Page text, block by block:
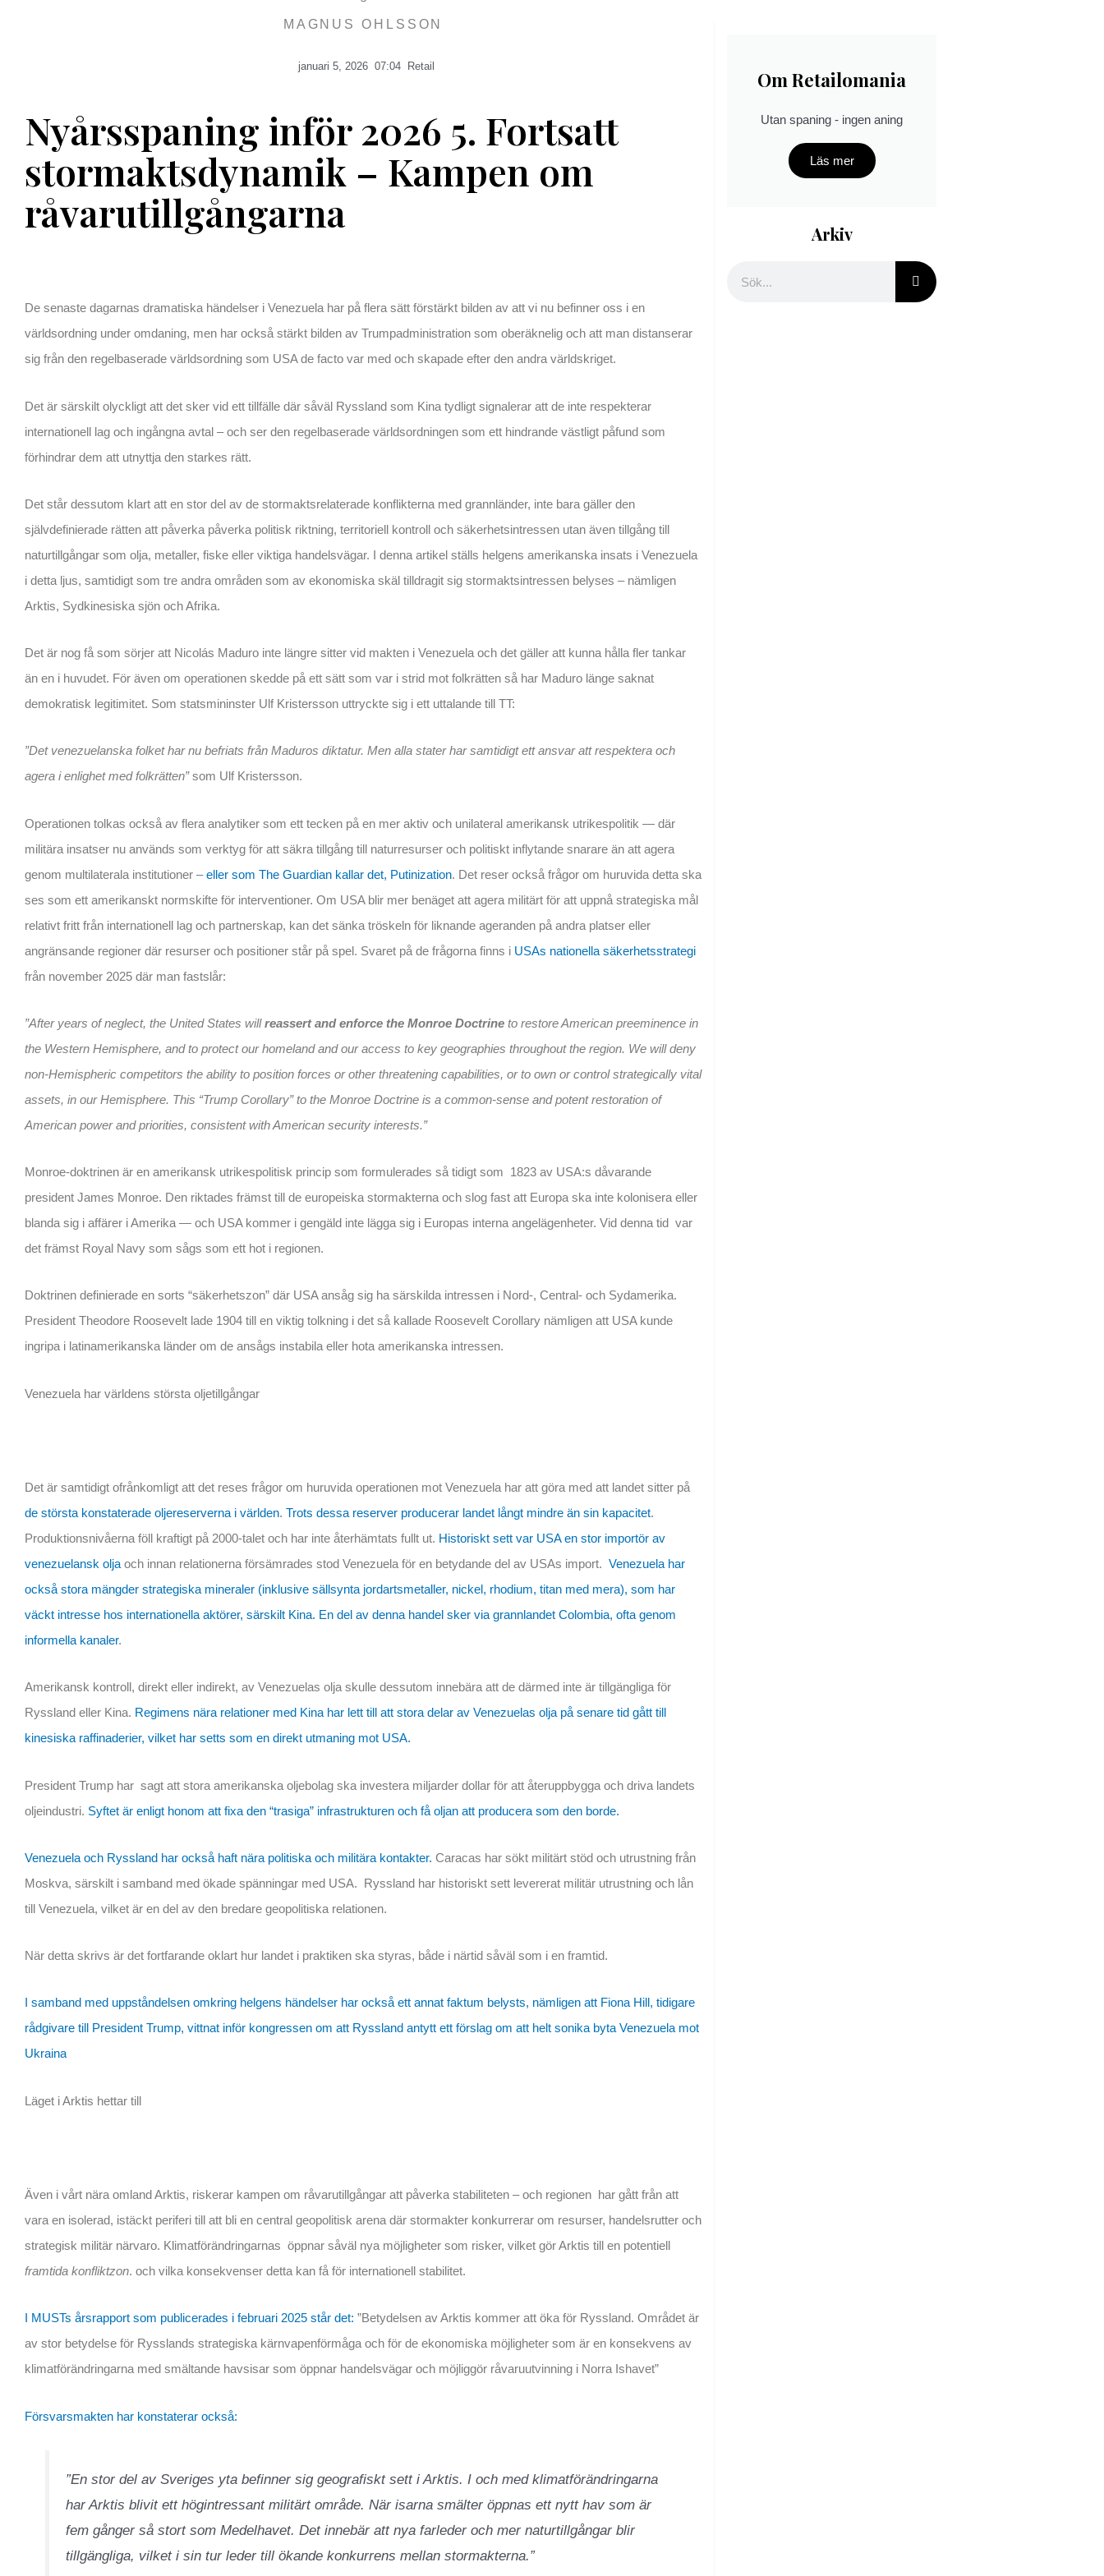
MAGNUS OHLSSON
januari 5, 2026 07:04 Retail
Nyårsspaning inför 2026 5. Fortsatt
stormaktsdynamik – Kampen om
råvarutillgångarna
De senaste dagarnas dramatiska händelser i Venezuela har på flera sätt förstärkt bilden av att vi nu befinner oss i en
världsordning under omdaning, men har också stärkt bilden av Trumpadministration som oberäknelig och att man distanserar
sig från den regelbaserade världsordning som USA de facto var med och skapade efter den andra världskriget.
Det är särskilt olyckligt att det sker vid ett tillfälle där såväl Ryssland som Kina tydligt signalerar att de inte respekterar
internationell lag och ingångna avtal – och ser den regelbaserade världsordningen som ett hindrande västligt påfund som
förhindrar dem att utnyttja den starkes rätt.
Det står dessutom klart att en stor del av de stormaktsrelaterade konflikterna med grannländer, inte bara gäller den
självdefinierade rätten att påverka påverka politisk riktning, territoriell kontroll och säkerhetsintressen utan även tillgång till
naturtillgångar som olja, metaller, fiske eller viktiga handelsvägar. I denna artikel ställs helgens amerikanska insats i Venezuela
i detta ljus, samtidigt som tre andra områden som av ekonomiska skäl tilldragit sig stormaktsintressen belyses – nämligen
Arktis, Sydkinesiska sjön och Afrika.
Det är nog få som sörjer att Nicolás Maduro inte längre sitter vid makten i Venezuela och det gäller att kunna hålla fler tankar
än en i huvudet. För även om operationen skedde på ett sätt som var i strid mot folkrätten så har Maduro länge saknat
demokratisk legitimitet. Som statsmininster Ulf Kristersson uttryckte sig i ett uttalande till TT:
”Det venezuelanska folket har nu befriats från Maduros diktatur. Men alla stater har samtidigt ett ansvar att respektera och
agera i enlighet med folkrätten”som Ulf Kristersson.
Operationen tolkas också av flera analytiker som ett tecken på en mer aktiv och unilateral amerikansk utrikespolitik — där
militära insatser nu används som verktyg för att säkra tillgång till naturresurser och politiskt inflytande snarare än att agera
genom multilaterala institutioner –eller som The Guardian kallar det, Putinization. Det reser också frågor om huruvida detta ska
ses som ett amerikanskt normskifte för interventioner. Om USA blir mer benäget att agera militärt för att uppnå strategiska mål
relativt fritt från internationell lag och partnerskap, kan det sänka tröskeln för liknande ageranden på andra platser eller
angränsande regioner där resurser och positioner står på spel. Svaret på de frågorna finns i USAs nationella säkerhetsstrategi
från november 2025 där man fastslår:
”After years of neglect, the United States willreassert and enforce the Monroe Doctrine to restore American preeminence in
the Western Hemisphere, and to protect our homeland and our access to key geographies throughout the region. We will deny
non-Hemispheric competitors the ability to position forces or other threatening capabilities, or to own or control strategically vital
assets, in our Hemisphere. This “Trump Corollary” to the Monroe Doctrine is a common-sense and potent restoration of
American power and priorities, consistent with American security interests.”
Monroe-doktrinen är en amerikansk utrikespolitisk princip som formulerades så tidigt som 1823 av USA:s dåvarande
president James Monroe. Den riktades främst till de europeiska stormakterna och slog fast att Europa ska inte kolonisera eller
blanda sig i affärer i Amerika — och USA kommer i gengäld inte lägga sig i Europas interna angelägenheter. Vid denna tid var
det främst Royal Navy som sågs som ett hot i regionen.
Doktrinen definierade en sorts “säkerhetszon” där USA ansåg sig ha särskilda intressen i Nord-, Central- och Sydamerika.
President Theodore Roosevelt lade 1904 till en viktig tolkning i det så kallade Roosevelt Corollary nämligen att USA kunde
ingripa i latinamerikanska länder om de ansågs instabila eller hota amerikanska intressen.
Venezuela har världens största oljetillgångar
Det är samtidigt ofrånkomligt att det reses frågor om huruvida operationen mot Venezuela har att göra med att landet sitter på
de största konstaterade oljereserverna i världen. Trots dessa reserver producerar landet långt mindre än sin kapacitet.
Produktionsnivåerna föll kraftigt på 2000-talet och har inte återhämtats fullt ut. Historiskt sett var USA en stor importör av
venezuelansk olja och innan relationerna försämrades stod Venezuela för en betydande del av USAs import. Venezuela har
också stora mängder strategiska mineraler (inklusive sällsynta jordartsmetaller, nickel, rhodium, titan med mera), som har
väckt intresse hos internationella aktörer, särskilt Kina. En del av denna handel sker via grannlandet Colombia, ofta genom
informella kanaler.
Amerikansk kontroll, direkt eller indirekt, av Venezuelas olja skulle dessutom innebära att de därmed inte är tillgängliga för
Ryssland eller Kina. Regimens nära relationer med Kina har lett till att stora delar av Venezuelas olja på senare tid gått till
kinesiska raffinaderier, vilket har setts som en direkt utmaning mot USA.
President Trump har sagt att stora amerikanska oljebolag ska investera miljarder dollar för att återuppbygga och driva landets
oljeindustri. Syftet är enligt honom att fixa den “trasiga” infrastrukturen och få oljan att producera som den borde.
Venezuela och Ryssland har också haft nära politiska och militära kontakter. Caracas har sökt militärt stöd och utrustning från
Moskva, särskilt i samband med ökade spänningar med USA. Ryssland har historiskt sett levererat militär utrustning och lån
till Venezuela, vilket är en del av den bredare geopolitiska relationen.
När detta skrivs är det fortfarande oklart hur landet i praktiken ska styras, både i närtid såväl som i en framtid.
I samband med uppståndelsen omkring helgens händelser har också ett annat faktum belysts, nämligen att Fiona Hill, tidigare
rådgivare till President Trump, vittnat inför kongressen om att Ryssland antytt ett förslag om att helt sonika byta Venezuela mot
Ukraina
Läget i Arktis hettar till
Även i vårt nära omland Arktis, riskerar kampen om råvarutillgångar att påverka stabiliteten – och regionen har gått från att
vara en isolerad, istäckt periferi till att bli en central geopolitisk arena där stormakter konkurrerar om resurser, handelsrutter och
strategisk militär närvaro. Klimatförändringarnas öppnar såväl nya möjligheter som risker, vilket gör Arktis till en potentiell
framtida konfliktzon. och vilka konsekvenser detta kan få för internationell stabilitet.
I MUSTs årsrapport som publicerades i februari 2025 står det: ”Betydelsen av Arktis kommer att öka för Ryssland. Området är
av stor betydelse för Rysslands strategiska kärnvapenförmåga och för de ekonomiska möjligheter som är en konsekvens av
klimatförändringarna med smältande havsisar som öppnar handelsvägar och möjliggör råvaruutvinning i Norra Ishavet”
Försvarsmakten har konstaterar också:
”En stor del av Sveriges yta befinner sig geografiskt sett i Arktis. I och med klimatförändringarna
har Arktis blivit ett högintressant militärt område. När isarna smälter öppnas ett nytt hav som är
fem gånger så stort som Medelhavet. Det innebär att nya farleder och mer naturtillgångar blir
tillgängliga, vilket i sin tur leder till ökande konkurrens mellan stormakterna.”
Om Retailomania
Utan spaning - ingen aning
Läs mer
Arkiv